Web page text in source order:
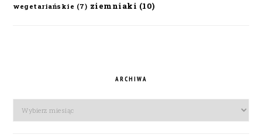
wegetariańskie (7) ziemniaki (10)
ARCHIWA
Archiwa